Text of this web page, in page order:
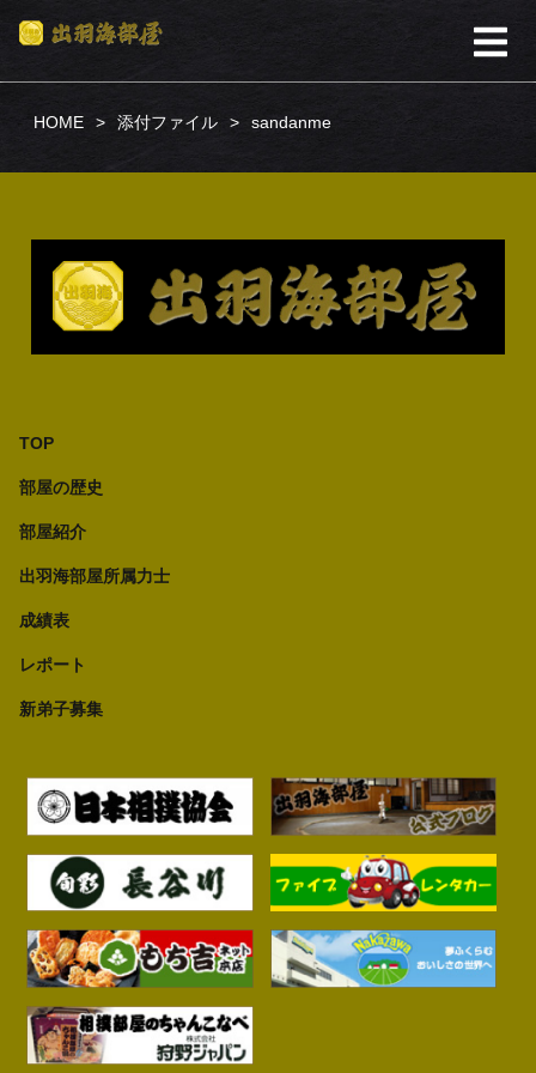
HOME 添付ファイル sandanme
TOP
部屋の歴史
部屋紹介
出羽海部屋所属力士
成績表
レポート
新弟子募集